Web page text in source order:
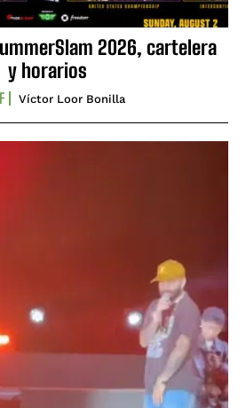
2026, cartelera
y horarios
Víctor Loor Bonilla